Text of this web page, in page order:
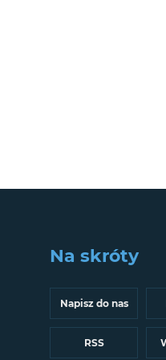
Na skróty
Napisz do nas
RSS